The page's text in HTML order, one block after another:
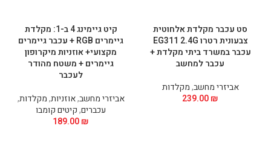
סט עכבר מקלדת אלחוטית
צבעונית רטרו EG311 2.4G
עכבר במשרד ביתי מקלדת +
עכבר למחשב
אביזרי מחשב,מקלדות
239.00₪
קיט גיימינג 4 ב-1: מקלדת
גיימרים RGB + עכבר גיימרים
מקצועי+ אוזניות מיקרופון
גיימרים + משטח מהודר
לעכבר
אביזרי מחשב,אוזניות,מקלדות,
עכברים,קיטים קומבו
189.00₪